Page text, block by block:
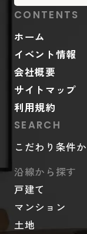
CONTENTS
ホーム
イベント情報
会社概要
サイトマップ
利用規約
SEARCH
こだわり条件
沿線から探す
戸建て
マンション
土地